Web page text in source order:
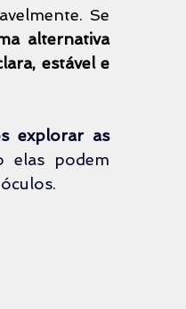
Se
alternativa
estável e
explorar as